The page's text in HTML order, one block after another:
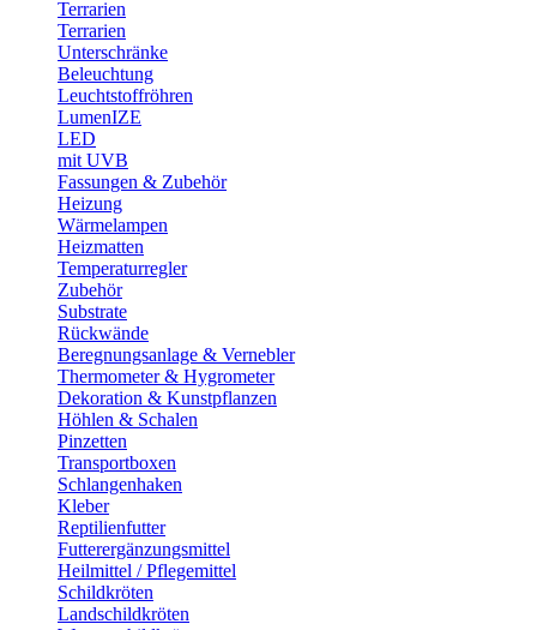
Terrarien
Terrarien
Unterschränke
Beleuchtung
Leuchtstoffröhren
LumenIZE
LED
mit UVB
Fassungen & Zubehör
Heizung
Wärmelampen
Heizmatten
Temperaturregler
Zubehör
Substrate
Rückwände
Beregnungsanlage & Vernebler
Thermometer & Hygrometer
Dekoration & Kunstpflanzen
Höhlen & Schalen
Pinzetten
Transportboxen
Schlangenhaken
Kleber
Reptilienfutter
Futterergänzungsmittel
Heilmittel / Pflegemittel
Schildkröten
Landschildkröten